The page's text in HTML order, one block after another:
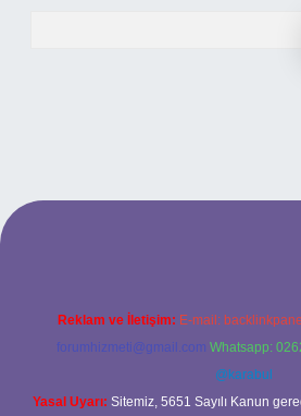
betexper güncel giriş
Reklam ve İletişim: E-mail:
forumhizmeti@gmail.com Whatsapp:
@karabul
Yasal Uyarı: Sitemiz, 5651 Sayılı Kanun